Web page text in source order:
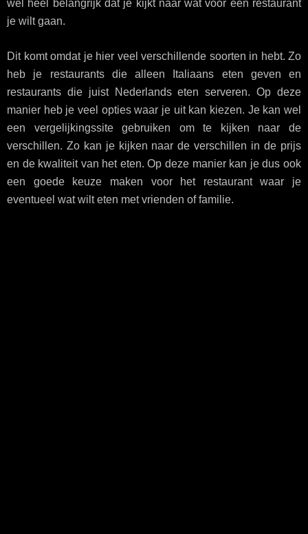
wel heel belangrijk dat je kijkt naar wat voor een restaurant
je wilt gaan.
Dit komt omdat je hier veel verschillende soorten in hebt. Zo
heb je restaurants die alleen Italiaans eten geven en
restaurants die juist Nederlands eten serveren. Op deze
manier heb je veel opties waar je uit kan kiezen. Je kan wel
een vergelijkingssite gebruiken om te kijken naar de
verschillen. Zo kan je kijken naar de verschillen in de prijs
en de kwaliteit van het eten. Op deze manier kan je dus ook
een goede keuze maken voor het restaurant waar je
eventueel wat wilt eten met vrienden of familie.